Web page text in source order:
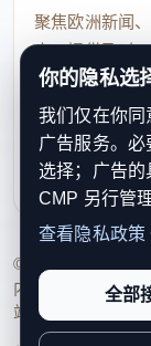
聚焦欧洲新闻
点，提供及时
速了解欧洲动态
服务支持、版
利通知
© 2026 新欧洲·欧
内容透明度、联
站点完整度。
你的隐私选
我们仅在你同
广告服务。
选择；广告的
CMP 另行管理
查看隐私政策
全部